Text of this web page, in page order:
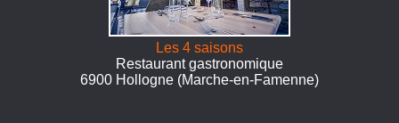
Les 4 saisons
Restaurant gastronomique
6900 Hollogne (Marche-en-Famenne)